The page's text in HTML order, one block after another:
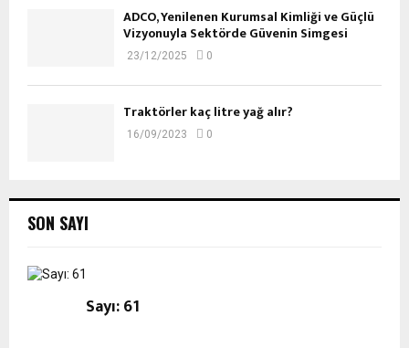
ADCO, Yenilenen Kurumsal Kimliği ve Güçlü
Vizyonuyla Sektörde Güvenin Simgesi
23/12/2025 0
Traktörler kaç litre yağ alır?
16/09/2023 0
SON SAYI
Sayı: 61